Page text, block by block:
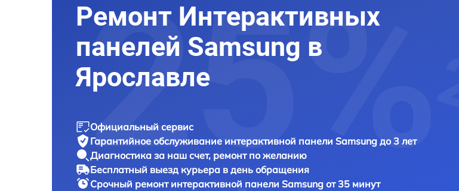
Ремонт Интерактивных
панелей Samsung в
Ярославле
Официальный сервис
Гарантийное обслуживание интерактивной панели Samsung до 3 лет
Диагностика за наш счет, ремонт по желанию
Бесплатный выезд курьера в день обращения
Срочный ремонт интерактивной панели Samsung от 35 минут